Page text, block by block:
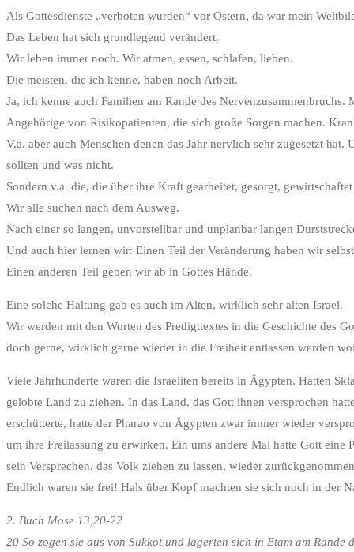
Als Gottesdienste „verboten wurden“ vor Ostern, da war mein
Das Leben hat sich grundlegend verändert.
Wir leben immer noch. Wir atmen, essen, schlafen, lieben.
Die meisten, die ich kenne, haben noch Arbeit.
Ja, ich kenne auch Familien am Rande des
Angehörige von Risikopatienten, die sich große Sorgen machen.
V.a. aber auch Menschen denen das Jahr nervlich sehr zugesetzt
sollten und was nicht.
Sondern v.a. die, die über ihre Kraft gearbeitet, gesorgt,
Wir alle suchen nach dem Ausweg.
Nach einer so langen, unvorstellbar und unplanbar langen
Und auch hier lernen wir: Einen Teil der Veränderung haben wir
Einen anderen Teil geben wir ab in Gottes Hände.
Eine solche Haltung gab es auch im Alten, wirklich sehr alten Israel.
Wir werden mit den Worten des Predigttextes in die Geschichte des
doch gerne, wirklich gerne wieder in die Freiheit entlassen werden
Viele Jahrhunderte waren die Israeliten bereits in Ägypten. Hatten
gelobte Land zu ziehen. In das Land, das Gott ihnen versprochen
erschütterte, hatte der Pharao von Ägypten zwar immer wieder
um ihre Freilassung zu erwirken. Ein ums andere Mal hatte Gott
sein Versprechen, das Volk ziehen zu lassen, wieder
Endlich waren sie frei! Hals über Kopf machten sie sich noch in der
2. Buch Mose 13,20-22
20 So zogen sie aus von Sukkot und lagerten sich in Etam am